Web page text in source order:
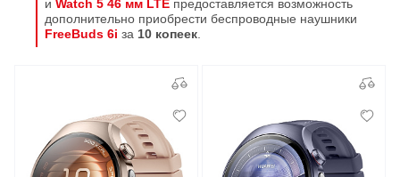
и Watch 5 46 мм LTE предоставляется возможность
дополнительно приобрести беспроводные наушники
FreeBuds 6i за 10 копеек